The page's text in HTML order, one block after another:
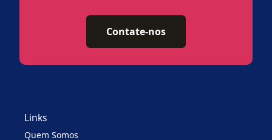
Contate-nos
Links
Quem Somos